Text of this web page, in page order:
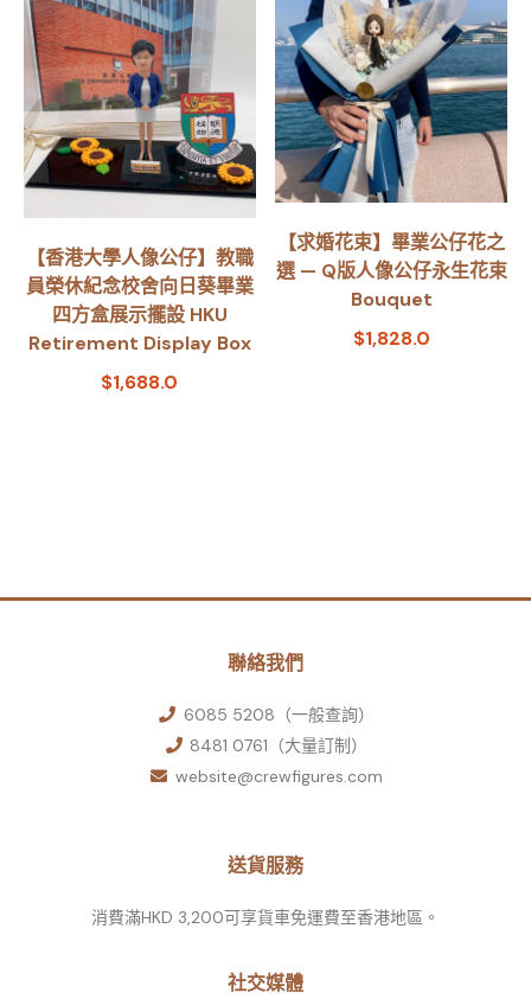
【香港大學人像公仔】教職
員榮休紀念校舍向日葵畢業
四方盒展示擺設 HKU
Retirement Display Box
$1,688.0
【求婚花束】畢業公仔花之
選 — Q版人像公仔永生花束
Bouquet
$1,828.0
聯絡我們
6085 5208（一般查詢）
8481 0761（大量訂制）
website@crewfigures.com
送貨服務
消費滿HKD 3,200可享貨車免運費至香港地區。
社交媒體